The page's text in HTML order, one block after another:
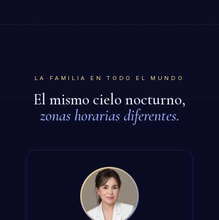
LA FAMILIA EN TODO EL MUNDO
El mismo cielo nocturno,
zonas horarias diferentes.